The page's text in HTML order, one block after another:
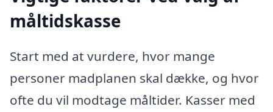
måltidskasse
Start med at vurdere, hvor mange
personer madplanen skal dække, og hvor
ofte du vil modtage måltider. Kasser med